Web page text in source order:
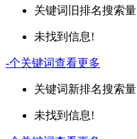
关键词 旧排名搜索量
未找到信息!
-个关键词查看更多
关键词新排名搜索量
未找到信息!